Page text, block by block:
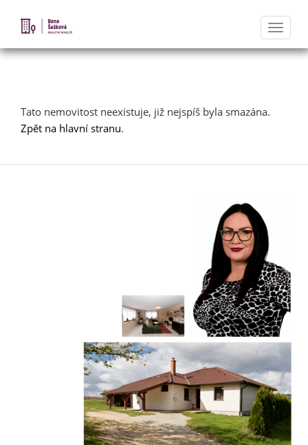
Tato nemovitost neexistuje, již nejspíš byla smazána.
Zpět na hlavní stranu.